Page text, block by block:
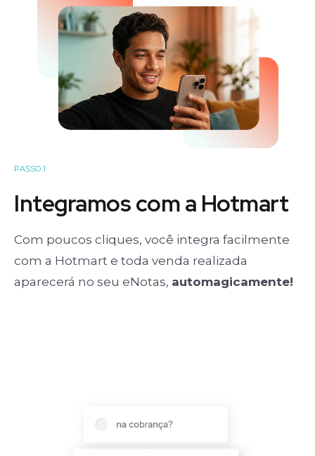
PASSO 1
Integramos com a Hotmart
Com poucos cliques, você integra facilmente
com a Hotmart e toda venda realizada
aparecerá no seu eNotas, automagicamente!